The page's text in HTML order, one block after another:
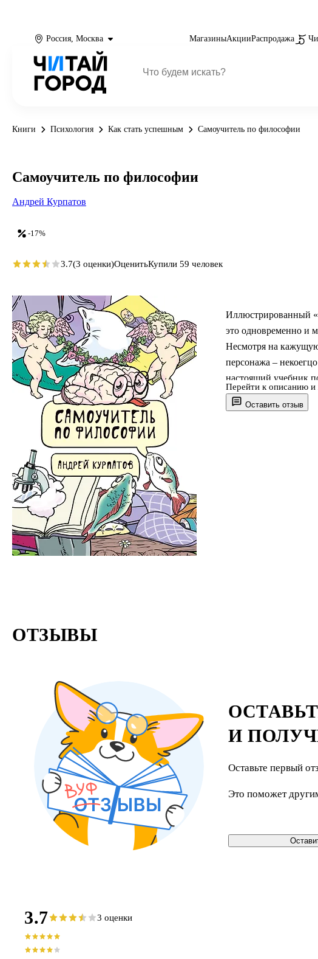
Россия, Москва МагазиныАкцииРаспродажа
Книги Психология Как стать успешным Самоучитель по философии
Оставить отзыв
Иллюстрированный
это одновременно и
Несмотря на
персонажа –
настоящий учебник
похожие на дзэн-
лингвистического
Перейти к описанию и
-17%
Самоучитель по философии
Андрей Курпатов
3.7(3 оценки)ОценитьКупили 59 человек
ОТЗЫВЫ
И
Оставьте первый
Это поможет
3.7 3 оценки